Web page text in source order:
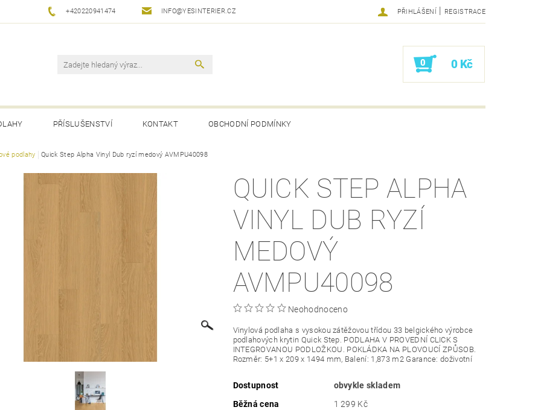
+420220941474 INFO@YESINTERIER.CZ PŘIHLÁŠENÍ | REGISTRACE
0 0 Kč
PŘÍSLUŠENSTVÍ KONTAKT OBCHODNÍ PODMÍNKY
podlahy Quick Step Alpha Vinyl Dub ryzí medový AVMPU40098
QUICK STEP ALPHA
VINYL DUB RYZÍ
MEDOVÝ
AVMPU40098
Neohodnoceno
Vinylová podlaha s vysokou zátěžovou třídou 33 belgického výrobce
podlahových krytin Quick Step. PODLAHA V PROVEDNÍ CLICK S
INTEGROVANOU PODLOŽKOU. POKLÁDKA NA PLOVOUCÍ ZPŮSOB.
Rozměr: 5+1 x 209 x 1494 mm, Balení: 1,873 m2 Garance: doživotní
Dostupnost
obvykle skladem
Běžná cena
1 299 Kč